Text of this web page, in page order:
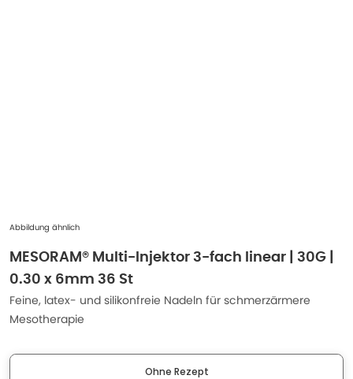
Abbildung ähnlich
MESORAM® Multi-Injektor 3-fach linear | 30G |
0.30 x 6mm 36 St
Feine, latex- und silikonfreie Nadeln für schmerzärmere
Mesotherapie
Ohne Rezept